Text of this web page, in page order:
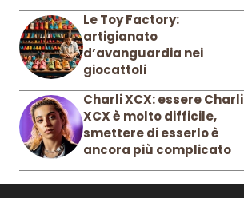
Le Toy Factory:
artigianato
d’avanguardia nei
giocattoli
Charli XCX: essere Charli
XCX è molto difficile,
smettere di esserlo è
ancora più complicato